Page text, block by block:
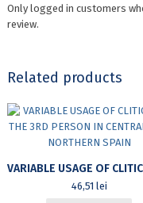
Only logged in customers
review.
Related products
46,51 lei